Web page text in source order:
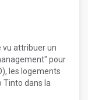
vu attribuer un
pour
les logements
Tinto dans la